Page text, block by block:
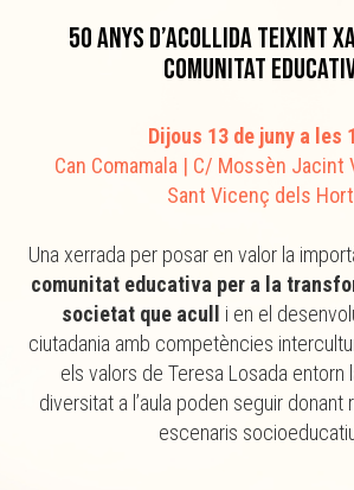
50 anys d’acollida teixint
comunitat
Dijous 13 de juny a les
Can Comamala | C/ Mossèn Jacint
Sant Vicenç dels
Una xerrada per posar en valor la
comunitat educativa per a la
societat que acull i en el
ciutadania amb competències
els valors de Teresa Losada entorn
diversitat a l’aula poden seguir donant
escenaris